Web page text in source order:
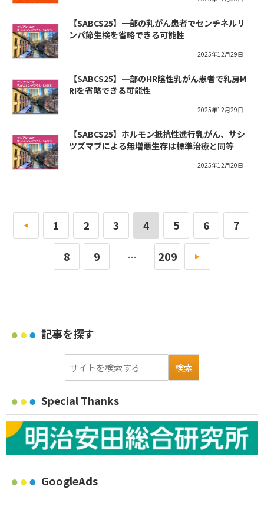
【SABCS25】一部の乳がん患者でセンチネルリ
ンパ節生検を省略できる可能性
2025年12月29日
【SABCS25】一部のHR陰性乳がん患者で乳房M
RIを省略できる可能性
2025年12月29日
【SABCS25】ホルモン抵抗性進行乳がん、サシ
ツズマブによる無増悪生存は標準治療と同等
2025年12月20日
« 1 2 3 4 5 6 7
8 9 … 209 »
記事を探す
Special Thanks
GoogleAds